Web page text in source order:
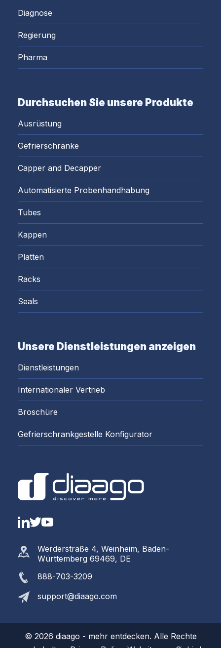
Diagnose
Regierung
Pharma
Durchsuchen Sie unsere Produkte
Ausrüstung
Gefrierschränke
Capper and Decapper
Automatisierte Probenhandhabung
Tubes
Kappen
Platten
Racks
Seals
Unsere Dienstleistungen anzeigen
Dienstleistungen
Internationaler Vertrieb
Broschüre
Gefrierschrankgestelle Konfigurator
LinkedIn
Twitter
YouTube
Werderstraße 4, Weinheim, Baden-
Württemberg 69469, DE
888-703-3209
support@diaago.com
© 2026 diaago - mehr entdecken. Alle Rechte